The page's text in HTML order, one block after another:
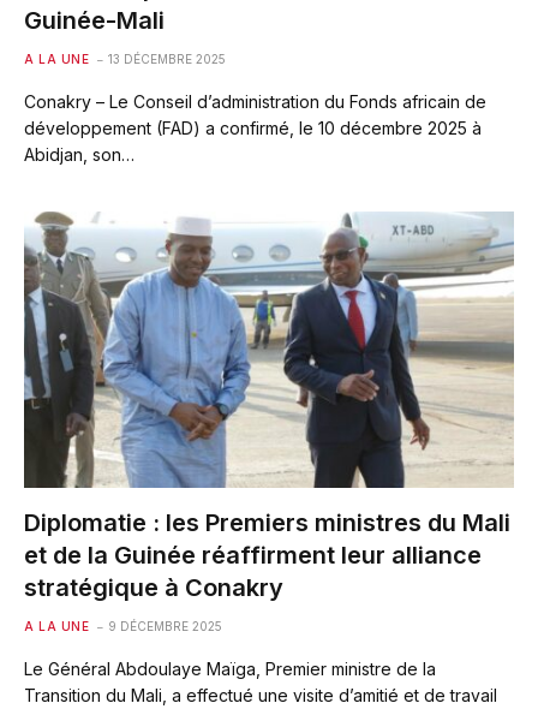
Guinée-Mali
A LA UNE 13 DÉCEMBRE 2025
Conakry – Le Conseil d’administration du Fonds africain de
développement (FAD) a confirmé, le 10 décembre 2025 à
Abidjan, son…
Diplomatie : les Premiers ministres du Mali
et de la Guinée réaffirment leur alliance
stratégique à Conakry
A LA UNE 9 DÉCEMBRE 2025
Le Général Abdoulaye Maïga, Premier ministre de la
Transition du Mali, a effectué une visite d’amitié et de travail